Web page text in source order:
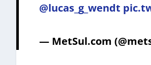
@lucas_g_wendt
— MetSul.com